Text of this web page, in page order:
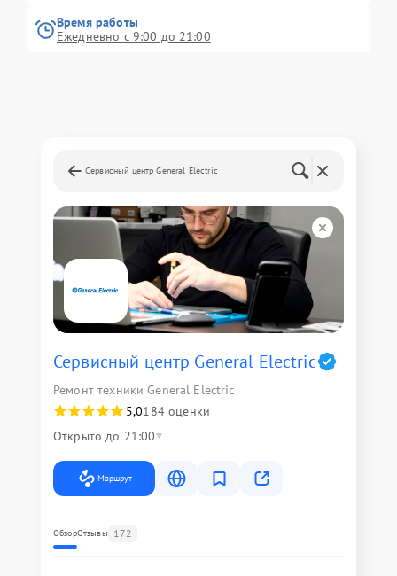
Время работы
Ежедневно с 9:00 до 21:00
Сервисный центр General Electric
Сервисный центр General Electric
Ремонт техники General Electric
5,0184 оценки
Открыто до 21:00
Маршрут
ОбзорОтзывы 172